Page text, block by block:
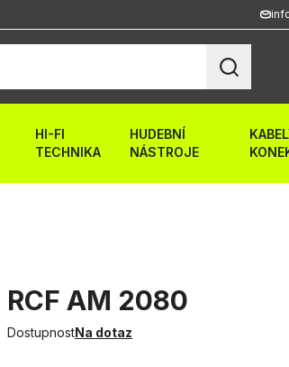
HI-FI
TECHNIKA
HUDEBNÍ
NÁSTROJE
RCF AM 2080
DostupnostNa dotaz